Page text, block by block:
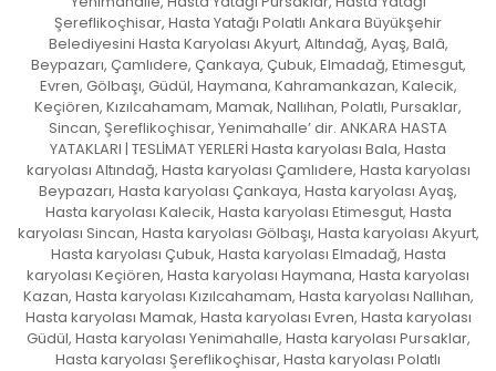
Şereflikoçhisar, Hasta Yatağı Polatlı Ankara Büyükşehir
Belediyesini Hasta Karyolası Akyurt, Altındağ, Ayaş, Balâ,
Beypazarı, Çamlıdere, Çankaya, Çubuk, Elmadağ, Etimesgut,
Evren, Gölbaşı, Güdül, Haymana, Kahramankazan, Kalecik,
Keçiören, Kızılcahamam, Mamak, Nallıhan, Polatlı, Pursaklar,
Sincan, Şereflikoçhisar, Yenimahalle’ dir. ANKARA HASTA
YATAKLARI | TESLİMAT YERLERİ Hasta karyolası Bala, Hasta
karyolası Altındağ, Hasta karyolası Çamlıdere, Hasta karyolası
Beypazarı, Hasta karyolası Çankaya, Hasta karyolası Ayaş,
Hasta karyolası Kalecik, Hasta karyolası Etimesgut, Hasta
karyolası Sincan, Hasta karyolası Gölbaşı, Hasta karyolası Akyurt,
Hasta karyolası Çubuk, Hasta karyolası Elmadağ, Hasta
karyolası Keçiören, Hasta karyolası Haymana, Hasta karyolası
Kazan, Hasta karyolası Kızılcahamam, Hasta karyolası Nallıhan,
Hasta karyolası Mamak, Hasta karyolası Evren, Hasta karyolası
Güdül, Hasta karyolası Yenimahalle, Hasta karyolası Pursaklar,
Hasta karyolası Şereflikoçhisar, Hasta karyolası Polatlı